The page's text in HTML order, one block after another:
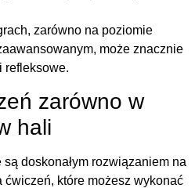
zarówno na poziomie
może znacznie
refleksowe.
zarówno w
hali
doskonałym rozwiązaniem na
ćwiczeń, które możesz wykonać